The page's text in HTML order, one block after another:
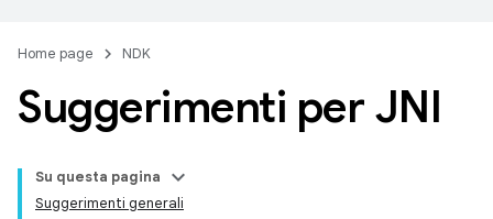
Home page NDK
Suggerimenti per JNI
Su questa pagina
Suggerimenti generali